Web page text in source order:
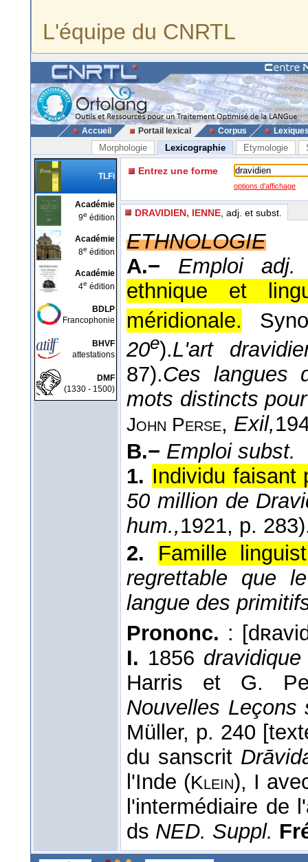
L'équipe du CNRTL
Accueil Portail lexical Corpus
Morphologie Lexicographie Etymologie
TLFi
Académie
9e édition
Académie
8e édition
Académie
4e édition
BDLP
Francophonie
BHVF
attestations
DMF
(1330 - 1500)
Entrez une forme
options d'affichage
DRAVIDIEN, IENNE , adj. et subst.
ETHNOLOGIE
A.−
Emploi adj.
ethnique et
méridionale.
20e).L'art
87).Ces langues
mots distincts pour
John Perse, Exil,
B.− Emploi subst.
1. Individu faisant
50 million de
hum.,1921, p.
2.
Famille
regrettable que
langue des
Prononc. :
I. 1856 dravidique
Harris et G.
Nouvelles
Müller, p. 240
du sanscrit
l'Inde (Klein), I
l'intermédiaire de
ds NED. Suppl.